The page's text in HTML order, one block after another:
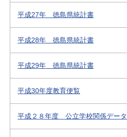
平成27年 徳島県統計書
平成28年 徳島県統計書
平成29年 徳島県統計書
平成30年度教育便覧
平成２８年度 公立学校関係データ